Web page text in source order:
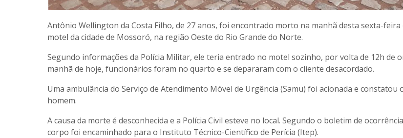
Antônio Wellington da Costa Filho, de 27 anos, foi encontrado morto na manhã desta sexta-feira
motel da cidade de Mossoró, na região Oeste do Rio Grande do Norte.
Segundo informações da Polícia Militar, ele teria entrado no motel sozinho, por volta de 12h de
manhã de hoje, funcionários foram no quarto e se depararam com o cliente desacordado.
Uma ambulância do Serviço de Atendimento Móvel de Urgência (Samu) foi acionada e constatou
homem.
A causa da morte é desconhecida e a Polícia Civil esteve no local. Segundo o boletim de
corpo foi encaminhado para o Instituto Técnico-Científico de Perícia (Itep).